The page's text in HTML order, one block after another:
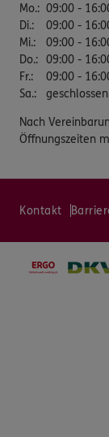
Mo.: 09:00 -
Di.:
09:00 -
Mi.:
09:00 -
Do.: 09:00 -
Fr.:
09:00 -
Sa.: geschlossen
Nach
Öffnungszeiten
Kontakt